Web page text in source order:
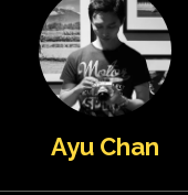
Ayu Chan